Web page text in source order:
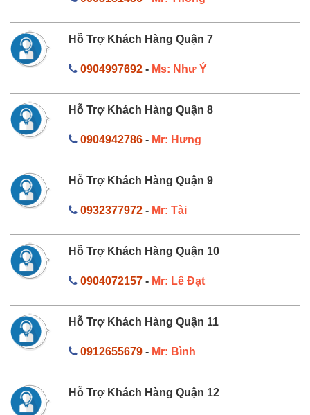
Hỗ Trợ Khách Hàng Quận 7
0904997692- Ms: Như Ý
Hỗ Trợ Khách Hàng Quận 8
0904942786- Mr: Hưng
Hỗ Trợ Khách Hàng Quận 9
0932377972- Mr: Tài
Hỗ Trợ Khách Hàng Quận 10
0904072157- Mr: Lê Đạt
Hỗ Trợ Khách Hàng Quận 11
0912655679- Mr: Bình
Hỗ Trợ Khách Hàng Quận 12